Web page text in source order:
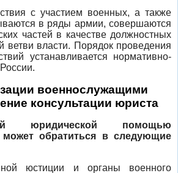
с участием военных, а также
в ряды армии, совершаются
частей в качестве должностных
ветви власти. Порядок проведения
устанавливается нормативно-
военнослужащими
консультации юриста
юридической помощью
обратиться в следующие
юстиции и органы военного